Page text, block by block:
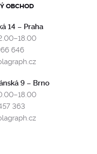
OBCHOD
14 – Praha
646
9 – Brno
363